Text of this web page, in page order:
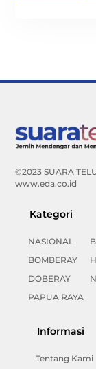
©2023 SUARA
www.eda.co.id
Kategori
NASIONAL
BOMBERAY
DOBERAY
PAPUA RAYA
Informasi
Tentang Kami